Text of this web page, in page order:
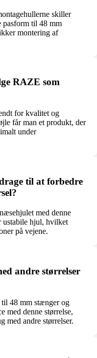
skiller
pasform til 48 mm
montering af
RAZE som
for kvalitet og
får man et produkt, der
under
til at forbedre
med denne
ustabile hjul, hvilket
på vejene.
andre størrelser
48 mm stænger og
med denne størrelse,
andre størrelser.